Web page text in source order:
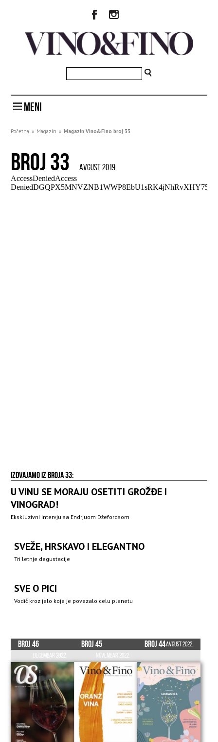
MENI
Početna » Magazin » Magazin Vino&Fino broj 33
BROJ 33 AVGUST 2019.
IZDVAJAMO IZ BROJA 33:
U VINU SE MORAJU OSETITI GROŽĐE I
VINOGRAD!
Ekskluzivni intervju sa Endrjuom Džefordsom
SVEŽE, HRSKAVO I ELEGANTNO
Tri letnje degustacije
SVE O PICI
Vodič kroz jelo koje je povezalo celu planetu
Broj 46
Decembar 2022.
Broj 45
Novembar 2022.
Broj 44Avgust 2022.